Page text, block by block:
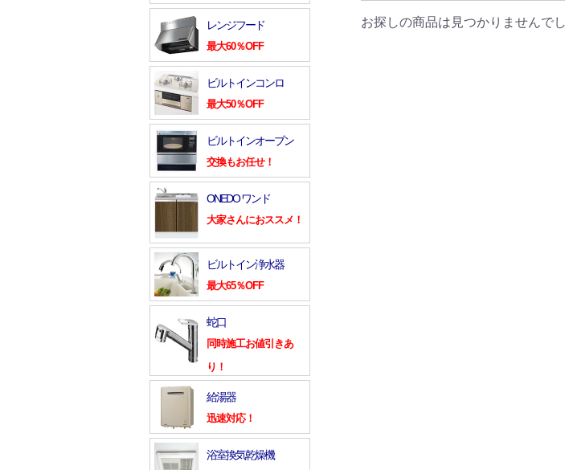
レンジフード
最大60％OFF
ビルトインコンロ
最大50％OFF
ビルトインオーブン
交換もお任せ！
ONEDO ワンド
大家さんにおススメ！
ビルトイン浄水器
最大65％OFF
蛇口
同時施工お値引きあ
り！
給湯器
迅速対応！
浴室換気乾燥機
お探しの商品は見つかりませんで